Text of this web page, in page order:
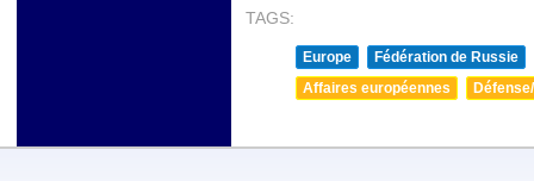
TAGS:
Europe
Fédération de Russie
Affaires européennes